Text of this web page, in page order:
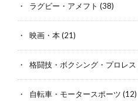
ラグビー・アメフト (38)
映画・本(21)
格闘技・ボクシング・プロレス
自転車・モータースポーツ (12)